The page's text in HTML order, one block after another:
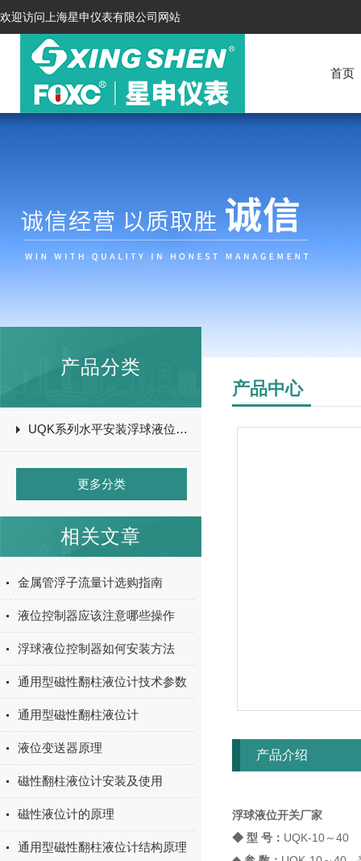
欢迎访问上海星申仪表有限公司网站
首页
产品分类
UQK系列水平安装浮球液位开关
更多分类
相关文章
金属管浮子流量计选购指南
液位控制器应该注意哪些操作
浮球液位控制器如何安装方法
通用型磁性翻柱液位计技术参数
通用型磁性翻柱液位计
液位变送器原理
磁性翻柱液位计安装及使用
磁性液位计的原理
通用型磁性翻柱液位计结构原理
产品中心
产品介绍
浮球液位开关厂家
◆ 型 号： UQK-10～40